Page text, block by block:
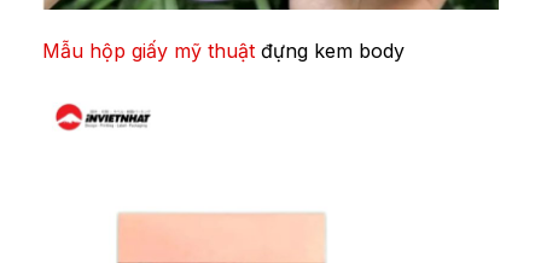
Mẫu hộp giấy mỹ thuật đựng kem body